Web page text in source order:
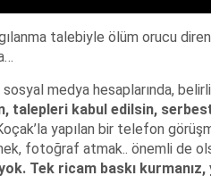
talebiyle ölüm orucu
sosyal medya hesaplarında,
talepleri kabul edilsin, serbest
yapılan bir telefon
fotoğraf atmak.. önemli de
Tek ricam baskı